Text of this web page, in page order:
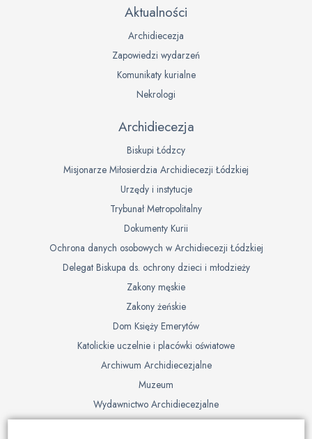
Aktualności
Archidiecezja
Zapowiedzi wydarzeń
Komunikaty kurialne
Nekrologi
Archidiecezja
Biskupi Łódzcy
Misjonarze Miłosierdzia Archidiecezji Łódzkiej
Urzędy i instytucje
Trybunał Metropolitalny
Dokumenty Kurii
Ochrona danych osobowych w Archidiecezji Łódzkiej
Delegat Biskupa ds. ochrony dzieci i młodzieży
Zakony męskie
Zakony żeńskie
Dom Księży Emerytów
Katolickie uczelnie i placówki oświatowe
Archiwum Archidiecezjalne
Muzeum
Wydawnictwo Archidiecezjalne
Cmentarze